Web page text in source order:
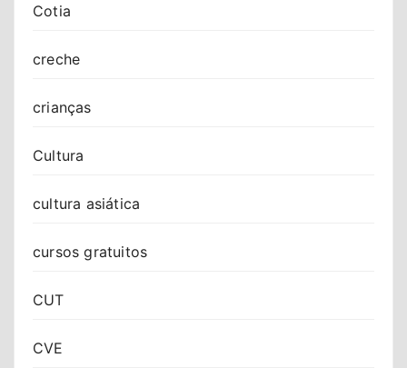
Cotia
creche
crianças
Cultura
cultura asiática
cursos gratuitos
CUT
CVE